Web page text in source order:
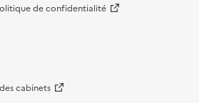
de confidentialité
cabinets